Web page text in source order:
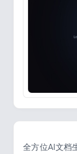
全方位AI文档